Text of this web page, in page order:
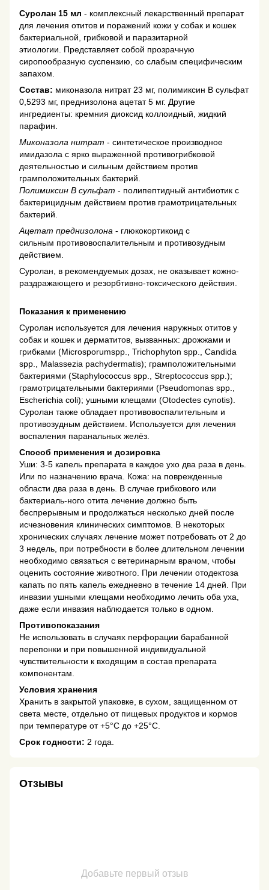
Суролан 15 мл - комплексный лекарственный препарат
для лечения отитов и поражений кожи у собак и кошек
бактериальной, грибковой и паразитарной
этиологии. Представляет собой прозрачную
сиропообразную суспензию, со слабым специфическим
запахом.
Состав: миконазола нитрат 23 мг, полимиксин В сульфат
0,5293 мг, преднизолона ацетат 5 мг. Другие
ингредиенты: кремния диоксид коллоидный, жидкий
парафин.
Миконазола нитрат - синтетическое производное
имидазола с ярко выраженной противогрибковой
деятельностью и сильным действием против
грамположительных бактерий.
Полимиксин В сульфат - полипептидный антибиотик с
бактерицидным действием против грамотрицательных
бактерий.
Ацетат преднизолона - глюкокортикоид с
сильным противовоспалительным и противозудным
действием.
Суролан, в рекомендуемых дозах, не оказывает кожно-
раздражающего и резорбтивно-токсического действия.
Показания к применению
Суролан используется для лечения наружных отитов у
собак и кошек и дерматитов, вызванных: дрожжами и
грибками (Microsporumspp., Trichophyton spp., Candida
spp., Malassezia pachydermatis); грамположительными
бактериями (Staphylococcus spp., Streptococcus spp.);
грамотрицательными бактериями (Pseudomonas spp.,
Escherichia coli); ушными клещами (Otodectes cynotis).
Суролан также обладает противовоспалительным и
противозудным действием. Используется для лечения
воспаления паранальных желёз.
Способ применения и дозировка
Уши: 3-5 капель препарата в каждое ухо два раза в день.
Или по назначению врача. Кожа: на поврежденные
области два раза в день. В случае грибкового или
бактериаль-ного отита лечение должно быть
беспрерывным и продолжаться несколько дней после
исчезновения клинических симптомов. В некоторых
хронических случаях лечение может потребовать от 2 до
3 недель, при потребности в более длительном лечении
необходимо связаться с ветеринарным врачом, чтобы
оценить состояние животного. При лечении отодектоза
капать по пять капель ежедневно в течение 14 дней. При
инвазии ушными клещами необходимо лечить оба уха,
даже если инвазия наблюдается только в одном.
Противопоказания
Не использовать в случаях перфорации барабанной
перепонки и при повышенной индивидуальной
чувствительности к входящим в состав препарата
компонентам.
Условия хранения
Хранить в закрытой упаковке, в сухом, защищенном от
света месте, отдельно от пищевых продуктов и кормов
при температуре от +5°С до +25°С.
Срок годности: 2 года.
Отзывы
Добавьте первый отзыв